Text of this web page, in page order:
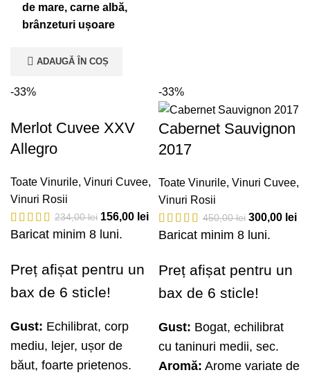
de mare, carne albă,
brânzeturi ușoare
ADAUGĂ ÎN COȘ
-33%
Merlot Cuvee XXV
Allegro
Toate Vinurile, Vinuri Cuvee,
Vinuri Rosii
234,00lei 156,00 lei
Baricat minim 8 luni.
Preț afișat pentru un
bax de 6 sticle!
Gust: Echilibrat, corp
mediu, lejer, ușor de
băut, foarte prietenos.
-33%
Cabernet Sauvignon
2017
Toate Vinurile, Vinuri Cuvee,
Vinuri Rosii
450,00lei 300,00 lei
Baricat minim 8 luni.
Preț afișat pentru un
bax de 6 sticle!
Gust: Bogat, echilibrat
cu taninuri medii, sec.
Aromă: Arome variate de